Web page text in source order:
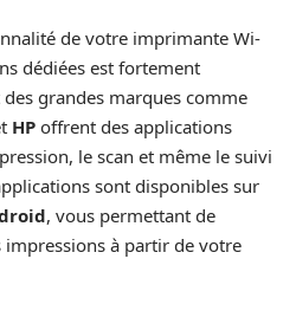
de votre imprimante Wi-
dédiées est fortement
grandes marques comme
HP offrent des applications
le scan et même le suivi
sont disponibles sur
, vous permettant de
à partir de votre